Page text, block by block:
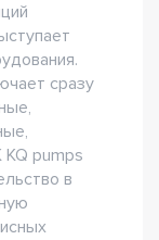
сразу
pumps
в